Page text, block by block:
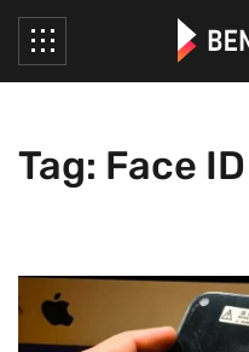
Tag: Face